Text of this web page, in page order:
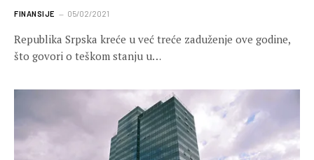
FINANSIJE 05/02/2021
Republika Srpska kreće u već treće zaduženje ove godine,
što govori o teškom stanju u…